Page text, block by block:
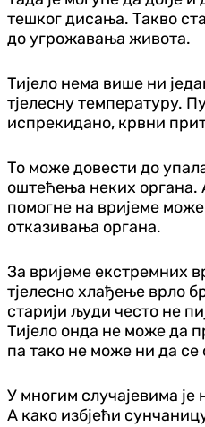
тешког дисања. Такво
до угрожавања живота.
Тијело нема више ни
тјелесну температуру.
испрекидано, крвни
То може довести до
оштећења неких органа.
помогне на вријеме
отказивања органа.
За вријеме екстремних
тјелесно хлађење врло
старији људи често не
Тијело онда не може да
па тако не може ни да се
У многим случајевима
А како избјећи